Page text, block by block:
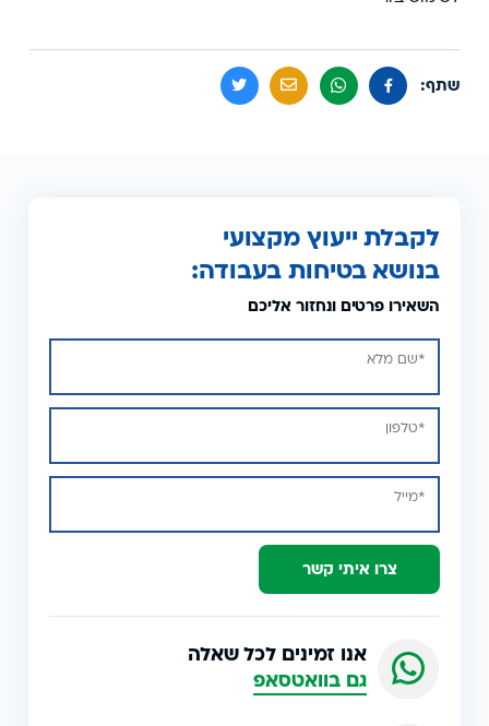
שתף:
לקבלת ייעוץ מקצועי
בנושא בטיחות בעבודה:
השאירו פרטים ונחזור אליכם
צרו איתי קשר
אנו זמינים לכל שאלה
גם בוואטסאפ